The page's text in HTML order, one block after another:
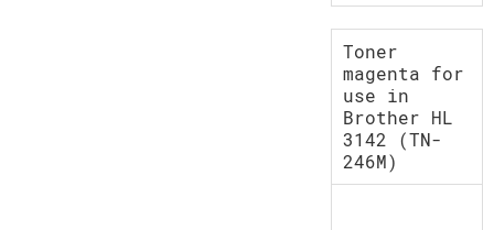
Toner
magenta for
use in
Brother HL
3142 (TN-
246M)